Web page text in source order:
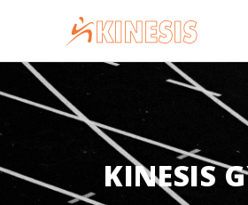
KINESIS